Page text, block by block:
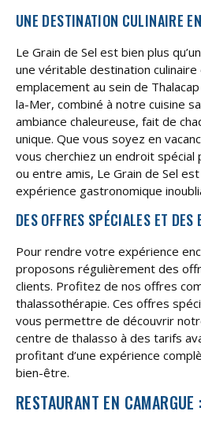
UNE DESTINATION CULINAIRE
Le Grain de Sel est bien plus
une véritable destination culinaire
emplacement au sein de
la-Mer, combiné à notre cuisine
ambiance chaleureuse, fait de
unique. Que vous soyez en
vous cherchiez un endroit spécial
ou entre amis, Le Grain de Sel
expérience gastronomique
DES OFFRES SPÉCIALES ET DES
Pour rendre votre expérience
proposons régulièrement des
clients. Profitez de nos offres
thalassothérapie. Ces offres
vous permettre de découvrir
centre de thalasso à des tarifs
profitant d’une expérience
bien-être.
RESTAURANT EN